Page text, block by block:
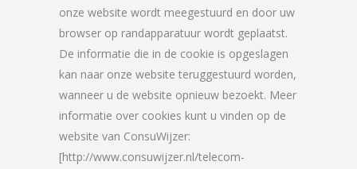
onze website wordt meegestuurd en door uw
browser op randapparatuur wordt geplaatst.
De informatie die in de cookie is opgeslagen
kan naar onze website teruggestuurd worden,
wanneer u de website opnieuw bezoekt. Meer
informatie over cookies kunt u vinden op de
website van ConsuWijzer:
[http://www.consuwijzer.nl/telecom-